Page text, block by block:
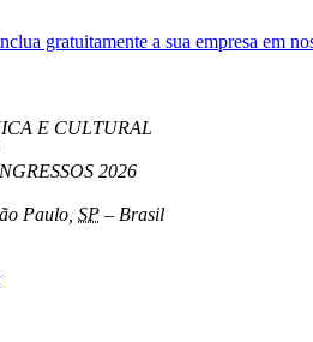
gratuitamente a sua empresa em
E CULTURAL
2026
Paulo SP – Brasil